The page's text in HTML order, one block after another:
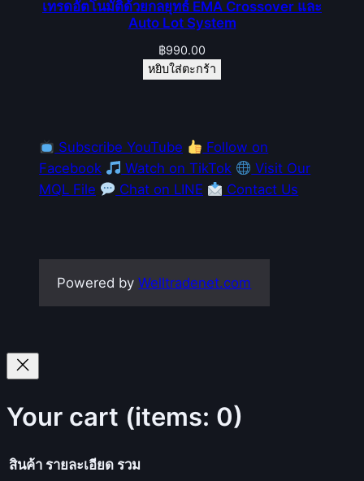
เทรดอัตโนมัติด้วยกลยุทธ์ EMA Crossover และ
Auto Lot System
฿990.00
หยิบใส่ตะกร้า
Subscribe YouTube
Follow on
Facebook
Watch on TikTok
Visit Our
MQL File
Chat on LINE Contact Us
Powered byWelltradenet.com
Your cart (items: 0)
สินค้า รายละเอียด รวม